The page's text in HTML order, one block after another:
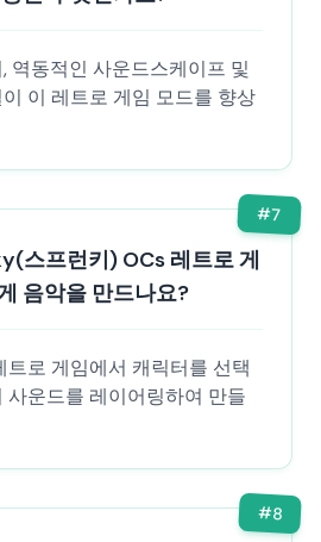
역동적인 사운드스케이프 및
이 레트로 게임 모드를 향상
#7
스프런키) OCs 레트로 게
음악을 만드나요?
트로 게임에서 캐릭터를 선택
사운드를 레이어링하여 만들
#8